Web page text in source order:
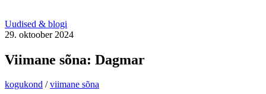
Uudised & blogi
29. oktoober 2024
Viimane sõna: Dagmar
kogukond / viimane sõna